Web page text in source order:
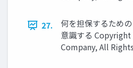
27.
何を担保するため
意識する
Company, All